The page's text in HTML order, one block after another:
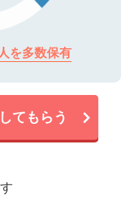
を多数保有
てもらう